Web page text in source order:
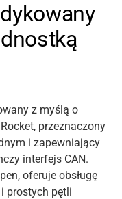
z myślą o
przeznaczony
i zapewniający
interfejs CAN.
oferuje obsługę
prostych pętli